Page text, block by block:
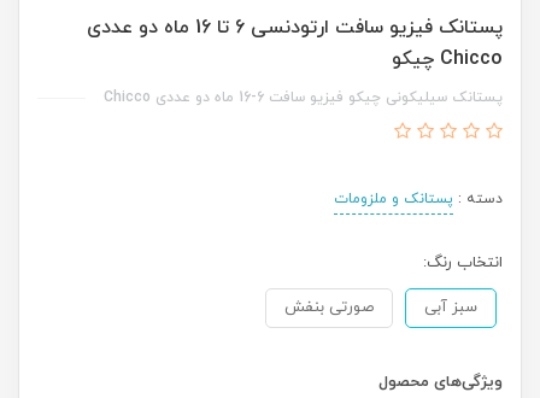
پستانک فیزیو سافت ارتودنسی 6 تا 16 ماه دو عددی
Chicco چیکو
پستانک سیلیکونی چیکو فیزیو سافت 6-16 ماه دو عددی Chicco
دسته : پستانک و ملزومات
انتخاب رنگ:
سبز آبی صورتی بنفش
ویژگی‌های محصول